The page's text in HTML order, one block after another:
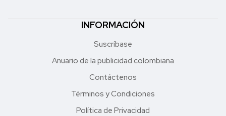
INFORMACIÓN
Suscríbase
Anuario de la publicidad colombiana
Contáctenos
Términos y Condiciones
Política de Privacidad